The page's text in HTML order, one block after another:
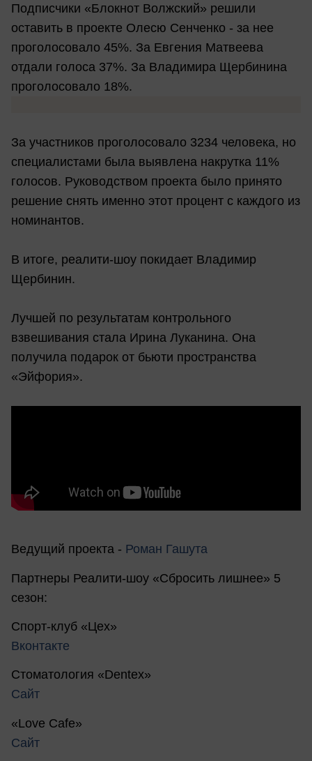
Подписчики «Блокнот Волжский» решили
оставить в проекте Олесю Сенченко - за нее
проголосовало 45%. За Евгения Матвеева
отдали голоса 37%. За Владимира Щербинина
проголосовало 18%.
За участников проголосовало 3234 человека, но
специалистами была выявлена накрутка 11%
голосов. Руководством проекта было принято
решение снять именно этот процент с каждого из
номинантов.
В итоге, реалити-шоу покидает Владимир
Щербинин.
Лучшей по результатам контрольного
взвешивания стала Ирина Луканина. Она
получила подарок от бьюти пространства
«Эйфория».
Ведущий проекта - Роман Гашута
Партнеры Реалити-шоу «Сбросить лишнее» 5
сезон:
Спорт-клуб «Цех»
Вконтакте
Стоматология «Dentex»
Сайт
«Love Cafe»
Сайт